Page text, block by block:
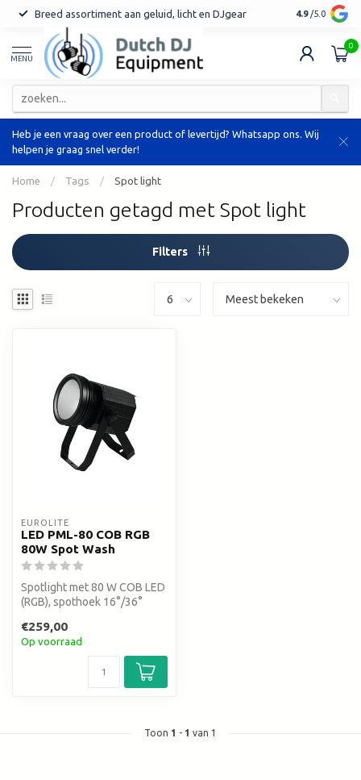
Breed assortiment aan geluid, licht en DJgear Tot 7 jaar
4.9 /5.0
MENU
0
Heb je een vraag over een product of levertijd? Whatsapp ons. Wij
helpen je graag snel verder!
Home / Tags / Spot light
Producten getagd met Spot light
Filters
EUROLITE
LED PML-80 COB RGB
80W Spot Wash
Spotlight met 80 W COB LED
(RGB), spothoek 16°/36°
€259,00
Op voorraad
Toon 1 - 1 van 1